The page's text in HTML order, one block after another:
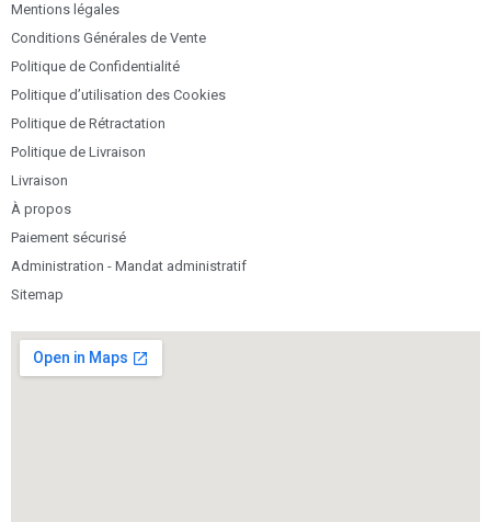
Mentions légales
Conditions Générales de Vente
Politique de Confidentialité
Politique d’utilisation des Cookies
Politique de Rétractation
Politique de Livraison
Livraison
À propos
Paiement sécurisé
Administration - Mandat administratif
Sitemap